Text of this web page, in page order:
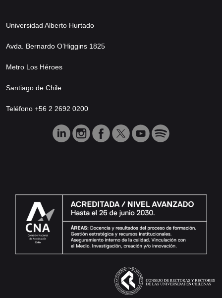
Universidad Alberto Hurtado
Avda. Bernardo O’Higgins 1825
Metro Los Héroes
Santiago de Chile
Teléfono +56 2 2692 0200